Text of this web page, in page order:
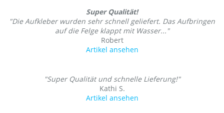
Super Qualität!
"Die Aufkleber wurden sehr schnell geliefert. Das Aufbringen
auf die Felge klappt mit Wasser..."
Robert
Artikel ansehen
"Super Qualität und schnelle Lieferung!"
Kathi S.
Artikel ansehen